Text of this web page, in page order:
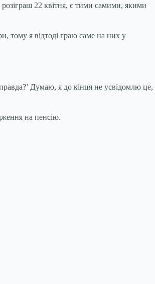
22 квітня, є тими самими, якими
тому я відтоді граю саме на них у
Думаю, я до кінця не усвідомлю це,
на пенсію.